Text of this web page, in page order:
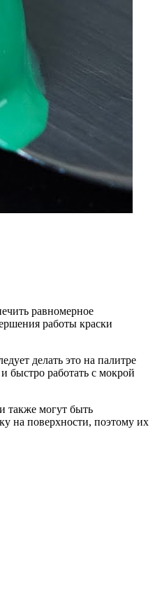
равномерное
работы краски
делать это на палитре
быстро работать с мокрой
также могут быть
на поверхности, поэтому их